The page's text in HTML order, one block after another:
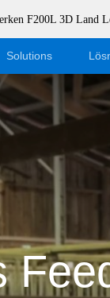
F200L 3D
Solutions